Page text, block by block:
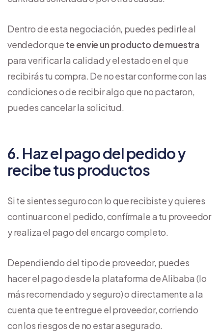
Dentro de esta negociación, puedes pedirle al
vendedor que te envíe un producto de muestra
para verificar la calidad y el estado en el que
recibirás tu compra. De no estar conforme con las
condiciones o de recibir algo que no pactaron,
puedes cancelar la solicitud.
6. Haz el pago del pedido y
recibe tus productos
Si te sientes seguro con lo que recibiste y quieres
continuar con el pedido, confírmale a tu proveedor
y realiza el pago del encargo completo.
Dependiendo del tipo de proveedor, puedes
hacer el pago desde la plataforma de Alibaba (lo
más recomendado y seguro) o directamente a la
cuenta que te entregue el proveedor, corriendo
con los riesgos de no estar asegurado.